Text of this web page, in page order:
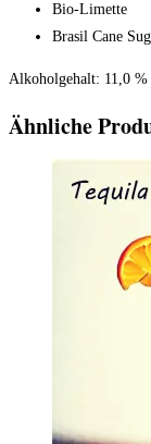
Bio-Limette
Brasil Cane
Alkoholgehalt: 11,0 %
Ähnliche